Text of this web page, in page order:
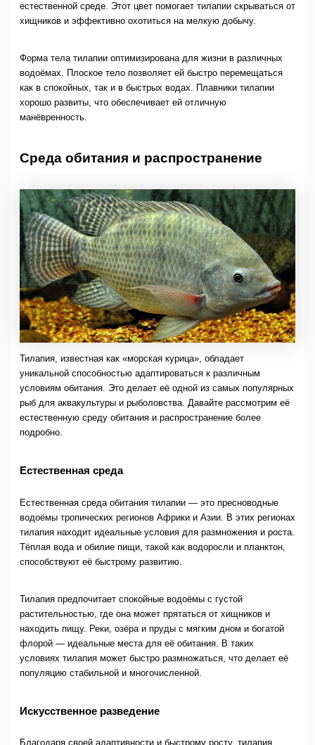
естественной среде. Этот цвет помогает тилапии скрываться от
хищников и эффективно охотиться на мелкую добычу.
Форма тела тилапии оптимизирована для жизни в различных
водоёмах. Плоское тело позволяет ей быстро перемещаться
как в спокойных, так и в быстрых водах. Плавники тилапии
хорошо развиты, что обеспечивает ей отличную
манёвренность.
Среда обитания и распространение
Тилапия, известная как «морская курица», обладает
уникальной способностью адаптироваться к различным
условиям обитания. Это делает её одной из самых популярных
рыб для аквакультуры и рыболовства. Давайте рассмотрим её
естественную среду обитания и распространение более
подробно.
Естественная среда
Естественная среда обитания тилапии — это пресноводные
водоёмы тропических регионов Африки и Азии. В этих регионах
тилапия находит идеальные условия для размножения и роста.
Тёплая вода и обилие пищи, такой как водоросли и планктон,
способствуют её быстрому развитию.
Тилапия предпочитает спокойные водоёмы с густой
растительностью, где она может прятаться от хищников и
находить пищу. Реки, озёра и пруды с мягким дном и богатой
флорой — идеальные места для её обитания. В таких
условиях тилапия может быстро размножаться, что делает её
популяцию стабильной и многочисленной.
Искусственное разведение
Благодаря своей адаптивности и быстрому росту, тилапия